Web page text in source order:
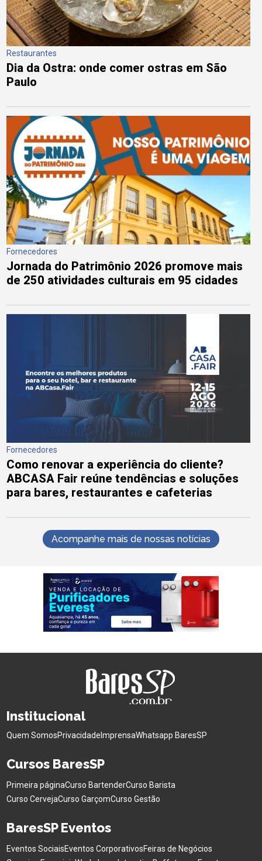
Restaurantes
Dia da Ostra: onde comer ostras em São
Paulo
Fornecedores
Jornada do Patrimônio 2026 promove mais
de 250 atividades culturais em 95 cidades
Fornecedores
Como renovar a experiência do cliente?
ABCASA Fair reúne tendências e soluções
para bares, restaurantes e cafeterias
Acompanhe mais de nossas notícias
Institucional
Quem SomosPrivacidade ImprensaWhatsapp BaresSP
Cursos BaresSP
Primeira páginaCurso BartenderCurso Barista
Curso CervejaCurso GarçomCurso Gestão
BaresSP Eventos
Eventos SociaisEventos CorporativosFeiras de Negócios